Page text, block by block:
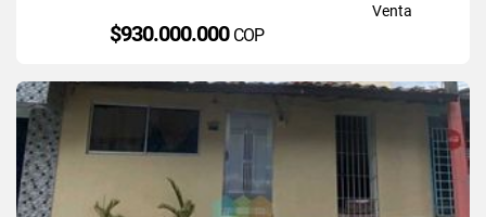
Venta
$930.000.000 COP